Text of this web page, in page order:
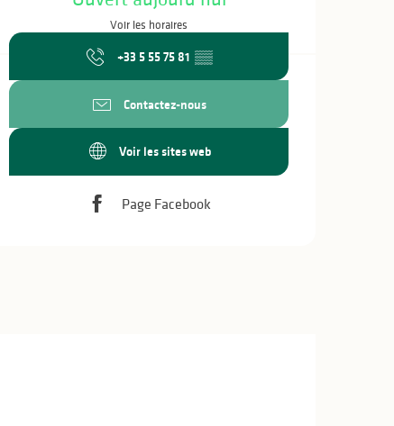
Voir les horaires
+33 5 55 75 81 ▒▒
Contactez-nous
Voir les sites web
Page Facebook